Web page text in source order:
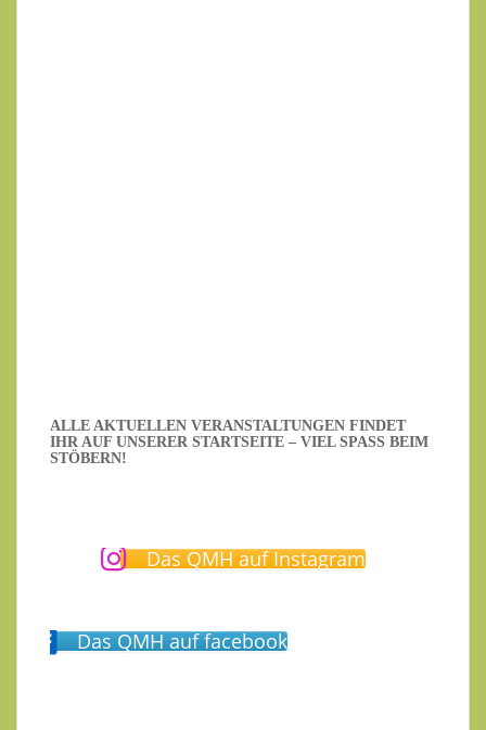
ALLE AKTUELLEN VERANSTALTUNGEN FINDET
IHR AUF UNSERER STARTSEITE – VIEL SPASS BEIM S
TÖBERN!
Das QMH auf Instagram
Das QMH auf facebook